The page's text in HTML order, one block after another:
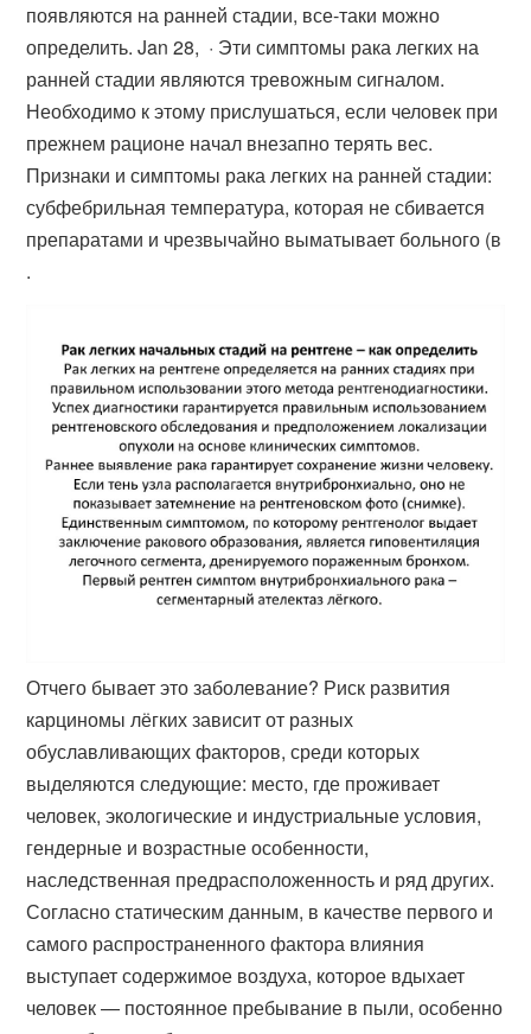
появляются на ранней стадии, все-таки можно
определить. Jan 28, · Эти симптомы рака легких на
ранней стадии являются тревожным сигналом.
Необходимо к этому прислушаться, если человек при
прежнем рационе начал внезапно терять вес.
Признаки и симптомы рака легких на ранней стадии:
субфебрильная температура, которая не сбивается
препаратами и чрезвычайно выматывает больного (в
.
Отчего бывает это заболевание? Риск развития
карциномы лёгких зависит от разных
обуславливающих факторов, среди которых
выделяются следующие: место, где проживает
человек, экологические и индустриальные условия,
гендерные и возрастные особенности,
наследственная предрасположенность и ряд других.
Согласно статическим данным, в качестве первого и
самого распространенного фактора влияния
выступает содержимое воздуха, которое вдыхает
человек — постоянное пребывание в пыли, особенно